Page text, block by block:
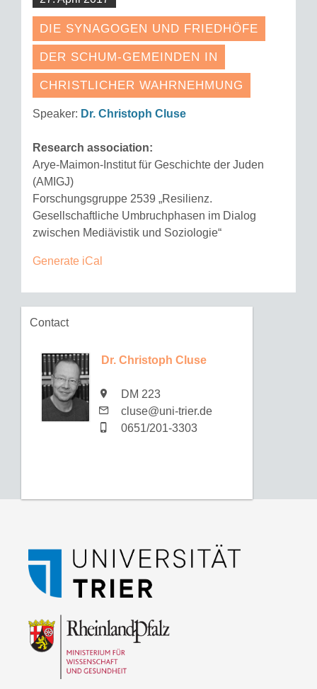
DIE SYNAGOGEN UND FRIEDHÖFE
DER SCHUM-GEMEINDEN IN
CHRISTLICHER WAHRNEHMUNG
Speaker: Dr. Christoph Cluse
Research association:
Arye-Maimon-Institut für Geschichte der Juden
(AMIGJ)
Forschungsgruppe 2539 „Resilienz.
Gesellschaftliche Umbruchphasen im Dialog
zwischen Mediävistik und Soziologie“
Generate iCal
Contact
Dr. Christoph Cluse
DM 223
cluse@uni-trier.de
0651/201-3303